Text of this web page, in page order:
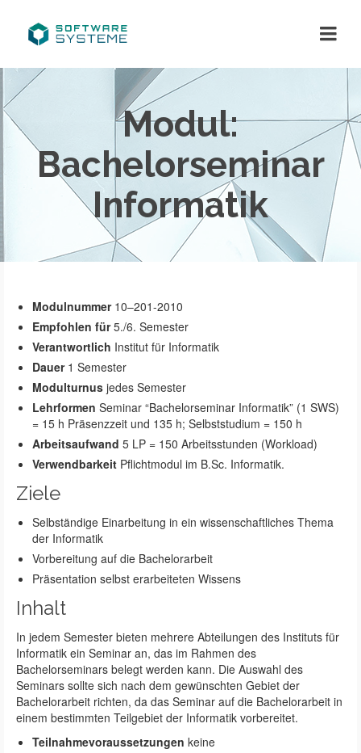
Modul:
Bachelorseminar
Informatik
Modulnummer10–201-2010
Empfohlen für5./6. Semester
Verantwortlich Institut für Informatik
Dauer1 Semester
Modulturnus jedes Semester
Lehrformen Seminar “Bachelorseminar Informatik” (1 SWS)
= 15 h Präsenzzeit und 135 h; Selbststudium = 150 h
Arbeitsaufwand 5 LP = 150 Arbeitsstunden (Workload)
Verwendbarkeit Pflichtmodul im B.Sc. Informatik.
Ziele
Selbständige Einarbeitung in ein wissenschaftliches Thema
der Informatik
Vorbereitung auf die Bachelorarbeit
Präsentation selbst erarbeiteten Wissens
Inhalt
In jedem Semester bieten mehrere Abteilungen des Instituts für
Informatik ein Seminar an, das im Rahmen des
Bachelorseminars belegt werden kann. Die Auswahl des
Seminars sollte sich nach dem gewünschten Gebiet der
Bachelorarbeit richten, da das Seminar auf die Bachelorarbeit in
einem bestimmten Teilgebiet der Informatik vorbereitet.
Teilnahmevoraussetzungen keine